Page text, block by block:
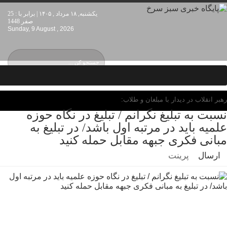
یکشنبه, ۱۸ مرداد , ۱۴۰۵ | برابر با : 25
صفر 1448
Sunday, 9 August , 2026
رهبر انقلاب در دیدار با مبلغان و طلاب:
نسبت به تبلیغ نگرانم / تبلیغ در نگاه حوزه
علمیه باید در مرتبه اول باشد/ در تبلیغ به
مبانی فکری جبهه مقابل حمله کنید
ارسال پرینت